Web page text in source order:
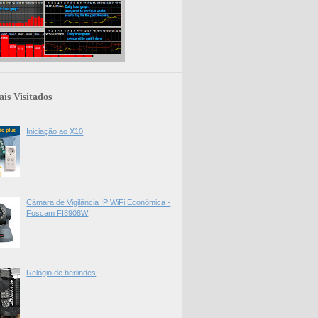
Visitados
Iniciação ao X10
Câmara de Vigilância IP WiFi Económica -
Foscam FI8908W
Relógio de berlindes